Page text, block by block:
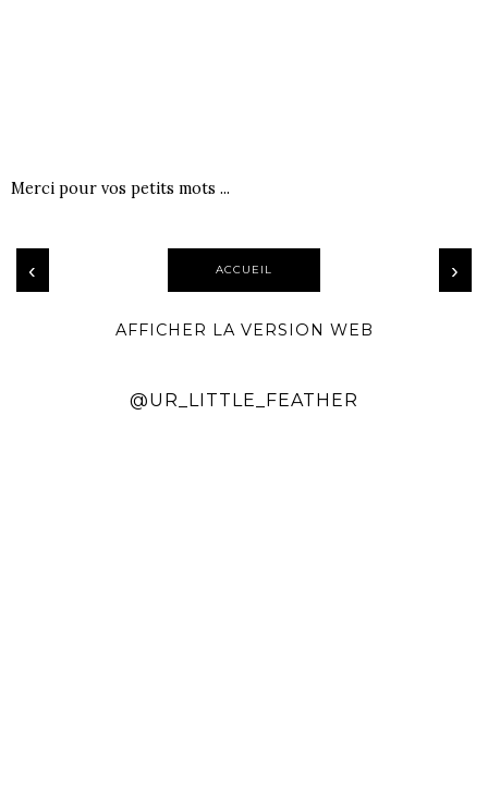
Merci pour vos petits mots ...
‹ ›
ACCUEIL
AFFICHER LA VERSION WEB
@UR_LITTLE_FEATHER